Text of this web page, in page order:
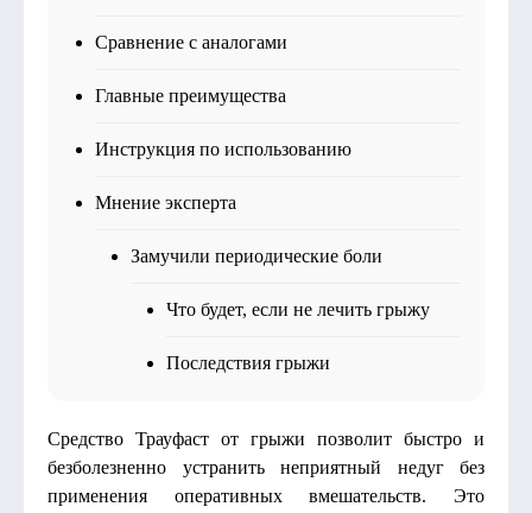
Сравнение с аналогами
Главные преимущества
Инструкция по использованию
Мнение эксперта
Замучили периодические боли
Что будет, если не лечить грыжу
Последствия грыжи
Средство Трауфаст от грыжи позволит быстро и
безболезненно устранить неприятный недуг без
применения оперативных вмешательств. Это